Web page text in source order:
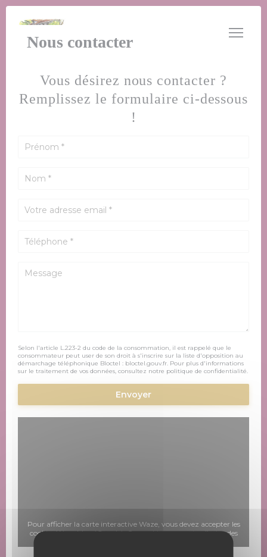
Personnalisation de vos choix en matière de cookies
Nous contacter
Vous désirez nous contacter ?
Remplissez le formulaire ci-dessous
!
Selon l'article L.223-2 du code de la consommation, il est rappelé que le
consommateur peut user de son droit à s'inscrire sur la liste d'opposition au
démarchage téléphonique Bloctel : bloctel.gouv.fr. Pour plus d'informations
sur le traitement de vos données, consultez notre politique de confidentialité.
Pour afficher la carte interactive Waze, vous devez accepter les
cookies Waze Map (Google). Ces cookies peuvent collecter des